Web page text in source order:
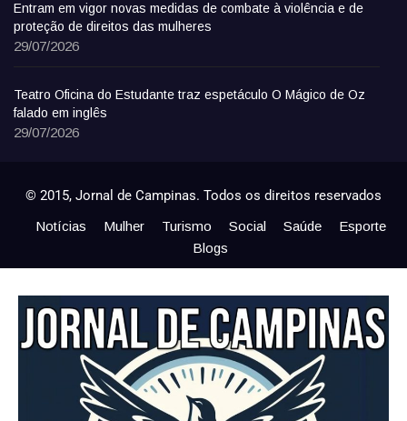
Entram em vigor novas medidas de combate à violência e de
proteção de direitos das mulheres
29/07/2026
Teatro Oficina do Estudante traz espetáculo O Mágico de Oz
falado em inglês
29/07/2026
© 2015, Jornal de Campinas. Todos os direitos reservados
Notícias Mulher Turismo Social Saúde
Esporte
Blogs